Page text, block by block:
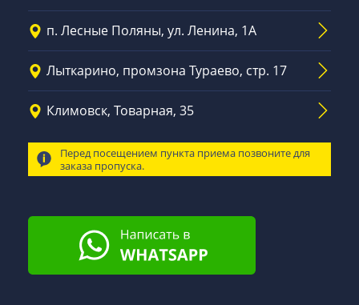
п. Лесные Поляны, ул. Ленина, 1А
Лыткарино, промзона Тураево, стр. 17
Климовск, Товарная, 35
Перед посещением пункта приема позвоните для
заказа пропуска.